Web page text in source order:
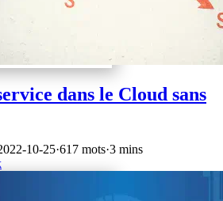
dans le Cloud sans
10-25·617 mots·3 mins